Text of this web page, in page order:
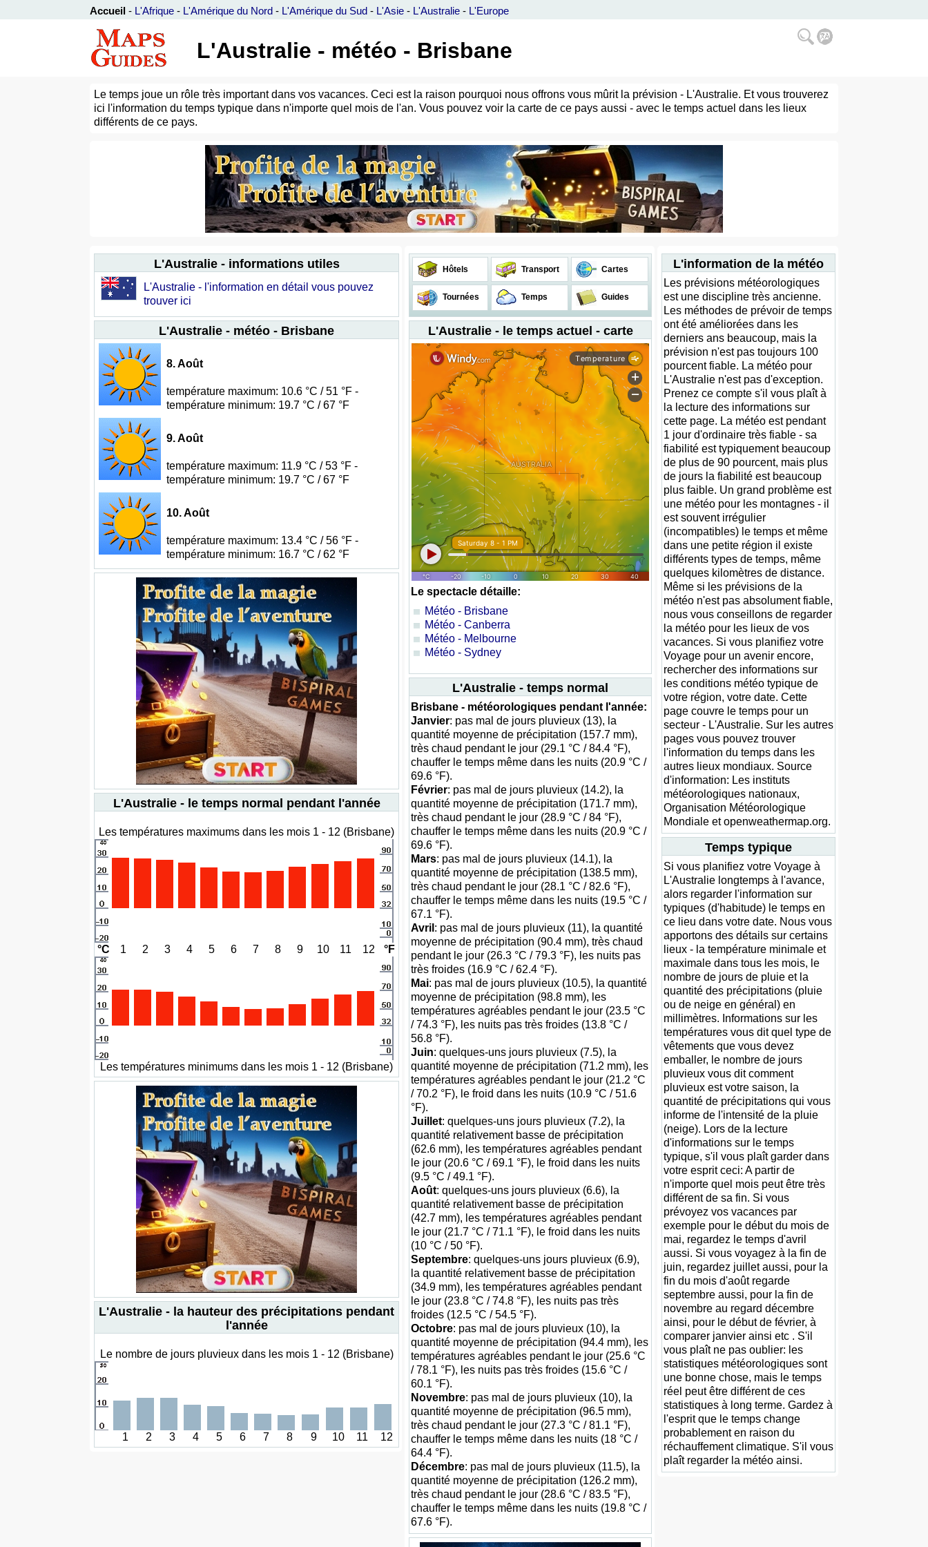
Accueil - L'Afrique - L'Amérique du Nord - L'Amérique du Sud - L'Asie - L'Australie - L'Europe
L'Australie - météo - Brisbane
Le temps joue un rôle très important dans vos vacances. Ceci est la raison pourquoi nous offrons vous mûrit la prévision - L'Australie. Et vous trouverez
ici l'information du temps typique dans n'importe quel mois de l'an. Vous pouvez voir la carte de ce pays aussi - avec le temps actuel dans les lieux
différents de ce pays.
L'Australie - informations utiles
L'Australie - l'information en détail vous pouvez
trouver ici
L'Australie - météo - Brisbane
8. Août
température maximum: 10.6 °C / 51 °F -
température minimum: 19.7 °C / 67 °F
9. Août
température maximum: 11.9 °C / 53 °F -
température minimum: 19.7 °C / 67 °F
10. Août
température maximum: 13.4 °C / 56 °F -
température minimum: 16.7 °C / 62 °F
L'Australie - le temps normal pendant l'année
Les températures maximums dans les mois 1 - 12 (Brisbane)
°C 1 2 3 4 5 6 7 8 9 10 11 12 °F
Les températures minimums dans les mois 1 - 12 (Brisbane)
L'Australie - la hauteur des précipitations pendant
l'année
Le nombre de jours pluvieux dans les mois 1 - 12 (Brisbane)
1 2 3 4 5 6 7 8 9 10 11 12
Hôtels Transport Cartes
Tournées Temps Guides
L'Australie - le temps actuel - carte
Le spectacle détaille:
Météo - Brisbane
Météo - Canberra
Météo - Melbourne
Météo - Sydney
L'Australie - temps normal
Brisbane - météorologiques pendant l'année:
Janvier: pas mal de jours pluvieux (13), la
quantité moyenne de précipitation (157.7 mm),
très chaud pendant le jour (29.1 °C / 84.4 °F),
chauffer le temps même dans les nuits (20.9 °C /
69.6 °F).
Février: pas mal de jours pluvieux (14.2), la
quantité moyenne de précipitation (171.7 mm),
très chaud pendant le jour (28.9 °C / 84 °F),
chauffer le temps même dans les nuits (20.9 °C /
69.6 °F).
Mars: pas mal de jours pluvieux (14.1), la
quantité moyenne de précipitation (138.5 mm),
très chaud pendant le jour (28.1 °C / 82.6 °F),
chauffer le temps même dans les nuits (19.5 °C /
67.1 °F).
Avril : pas mal de jours pluvieux (11), la quantité
moyenne de précipitation (90.4 mm), très chaud
pendant le jour (26.3 °C / 79.3 °F), les nuits pas
très froides (16.9 °C / 62.4 °F).
Mai: pas mal de jours pluvieux (10.5), la quantité
moyenne de précipitation (98.8 mm), les
températures agréables pendant le jour (23.5 °C
/ 74.3 °F), les nuits pas très froides (13.8 °C /
56.8 °F).
Juin: quelques-uns jours pluvieux (7.5), la
quantité moyenne de précipitation (71.2 mm), les
températures agréables pendant le jour (21.2 °C
/ 70.2 °F), le froid dans les nuits (10.9 °C / 51.6
°F).
Juillet: quelques-uns jours pluvieux (7.2), la
quantité relativement basse de précipitation
(62.6 mm), les températures agréables pendant
le jour (20.6 °C / 69.1 °F), le froid dans les nuits
(9.5 °C / 49.1 °F).
Août: quelques-uns jours pluvieux (6.6), la
quantité relativement basse de précipitation
(42.7 mm), les températures agréables pendant
le jour (21.7 °C / 71.1 °F), le froid dans les nuits
(10 °C / 50 °F).
Septembre: quelques-uns jours pluvieux (6.9),
la quantité relativement basse de précipitation
(34.9 mm), les températures agréables pendant
le jour (23.8 °C / 74.8 °F), les nuits pas très
froides (12.5 °C / 54.5 °F).
Octobre: pas mal de jours pluvieux (10), la
quantité moyenne de précipitation (94.4 mm), les
températures agréables pendant le jour (25.6 °C
/ 78.1 °F), les nuits pas très froides (15.6 °C /
60.1 °F).
Novembre: pas mal de jours pluvieux (10), la
quantité moyenne de précipitation (96.5 mm),
très chaud pendant le jour (27.3 °C / 81.1 °F),
chauffer le temps même dans les nuits (18 °C /
64.4 °F).
Décembre: pas mal de jours pluvieux (11.5), la
quantité moyenne de précipitation (126.2 mm),
très chaud pendant le jour (28.6 °C / 83.5 °F),
chauffer le temps même dans les nuits (19.8 °C /
67.6 °F).
L'information de la météo
Les prévisions météorologiques
est une discipline très ancienne.
Les méthodes de prévoir de temps
ont été améliorées dans les
derniers ans beaucoup, mais la
prévision n'est pas toujours 100
pourcent fiable. La météo pour
L'Australie n'est pas d'exception.
Prenez ce compte s'il vous plaît à
la lecture des informations sur
cette page. La météo est pendant
1 jour d'ordinaire très fiable - sa
fiabilité est typiquement beaucoup
de plus de 90 pourcent, mais plus
de jours la fiabilité est beaucoup
plus faible. Un grand problème est
une météo pour les montagnes - il
est souvent irrégulier
(incompatibles) le temps et même
dans une petite région il existe
différents types de temps, même
quelques kilomètres de distance.
Même si les prévisions de la
météo n'est pas absolument fiable,
nous vous conseillons de regarder
la météo pour les lieux de vos
vacances. Si vous planifiez votre
Voyage pour un avenir encore,
rechercher des informations sur
les conditions météo typique de
votre région, votre date. Cette
page couvre le temps pour un
secteur - L'Australie. Sur les autres
pages vous pouvez trouver
l'information du temps dans les
autres lieux mondiaux. Source
d'information: Les instituts
météorologiques nationaux,
Organisation Météorologique
Mondiale et openweathermap.org.
Temps typique
Si vous planifiez votre Voyage à
L'Australie longtemps à l'avance,
alors regarder l'information sur
typiques (d'habitude) le temps en
ce lieu dans votre date. Nous vous
apportons des détails sur certains
lieux - la température minimale et
maximale dans tous les mois, le
nombre de jours de pluie et la
quantité des précipitations (pluie
ou de neige en général) en
millimètres. Informations sur les
températures vous dit quel type de
vêtements que vous devez
emballer, le nombre de jours
pluvieux vous dit comment
pluvieux est votre saison, la
quantité de précipitations qui vous
informe de l'intensité de la pluie
(neige). Lors de la lecture
d'informations sur le temps
typique, s'il vous plaît garder dans
votre esprit ceci: A partir de
n'importe quel mois peut être très
différent de sa fin. Si vous
prévoyez vos vacances par
exemple pour le début du mois de
mai, regardez le temps d'avril
aussi. Si vous voyagez à la fin de
juin, regardez juillet aussi, pour la
fin du mois d'août regarde
septembre aussi, pour la fin de
novembre au regard décembre
ainsi, pour le début de février, à
comparer janvier ainsi etc . S'il
vous plaît ne pas oublier: les
statistiques météorologiques sont
une bonne chose, mais le temps
réel peut être différent de ces
statistiques à long terme. Gardez à
l'esprit que le temps change
probablement en raison du
réchauffement climatique. S'il vous
plaît regarder la météo ainsi.